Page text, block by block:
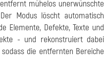
mühelos unerwünschte
Modus löscht automatisch
Elemente, Defekte, Texte und
- und rekonstruiert dabei
die entfernten Bereiche